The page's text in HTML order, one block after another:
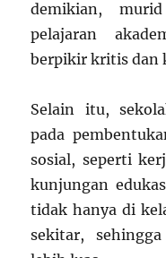
demikian,
pelajaran
berpikir kritis dan
Selain itu,
pada
sosial, seperti
kunjungan
tidak hanya di
sekitar,